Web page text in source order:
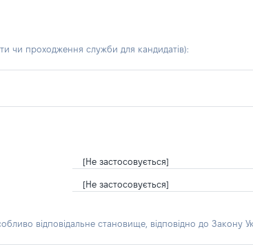
чи проходження служби для кандидатів):
[Не застосовується]
[Не застосовується]
відповідальне становище, відповідно до Закону